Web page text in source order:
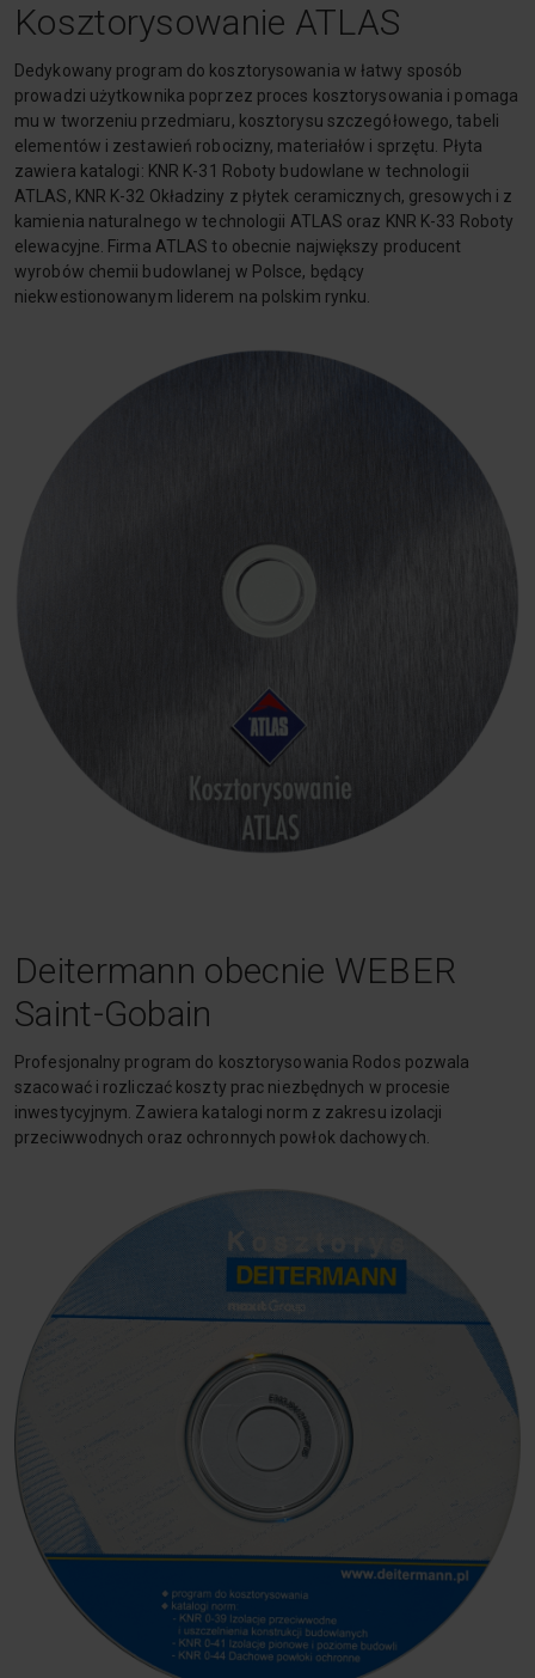
Kosztorysowanie ATLAS
Dedykowany program do kosztorysowania w łatwy sposób
prowadzi użytkownika poprzez proces kosztorysowania i pomaga
mu w tworzeniu przedmiaru, kosztorysu szczegółowego, tabeli
elementów i zestawień robocizny, materiałów i sprzętu. Płyta
zawiera katalogi: KNR K-31 Roboty budowlane w technologii
ATLAS, KNR K-32 Okładziny z płytek ceramicznych, gresowych i z
kamienia naturalnego w technologii ATLAS oraz KNR K-33 Roboty
elewacyjne. Firma ATLAS to obecnie największy producent
wyrobów chemii budowlanej w Polsce, będący
niekwestionowanym liderem na polskim rynku.
Deitermann obecnie WEBER
Saint-Gobain
Profesjonalny program do kosztorysowania Rodos pozwala
szacować i rozliczać koszty prac niezbędnych w procesie
inwestycyjnym. Zawiera katalogi norm z zakresu izolacji
przeciwwodnych oraz ochronnych powłok dachowych.